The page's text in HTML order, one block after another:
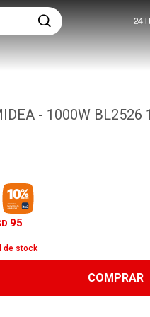
- 1000W BL2526
95
de stock
COMPRAR